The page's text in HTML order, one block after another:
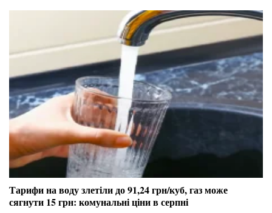
Тарифи на воду злетіли до 91,24 грн/куб, газ може
сягнути 15 грн: комунальні ціни в серпні